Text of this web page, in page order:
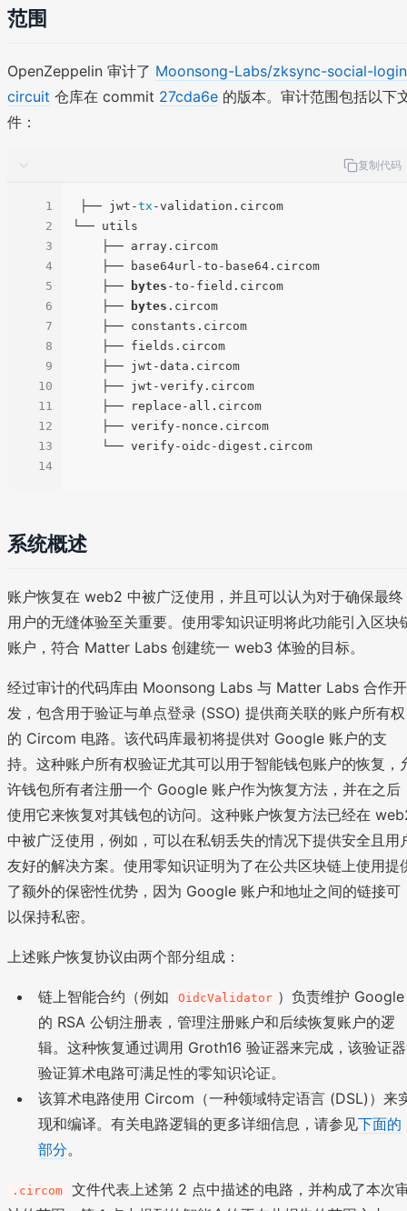
范围
OpenZeppelin 审计了 Moonsong-Labs/zksync-social-
circuit 仓库在 commit 27cda6e 的版本。审计范围包括以下
件：
复制代码
1
2
3
4
5
6
7
8
9
10
11
12
13
14
├── jwt-tx -validation.circom
└── utils
    ├──
bytes -to-field.circom
    ├──
bytes .circom
系统概述
账户恢复在 web2 中被广泛使用，并且可以认为对于确保最终
用户的无缝体验至关重要。使用零知识证明将此功能引入区块
账户，符合 Matter Labs 创建统一 web3 体验的目标。
经过审计的代码库由 Moonsong Labs 与 Matter Labs 合作开
发，包含用于验证与单点登录 (SSO) 提供商关联的账户所有权
的 Circom 电路。该代码库最初将提供对 Google 账户的支
持。这种账户所有权验证尤其可以用于智能钱包账户的恢复，
许钱包所有者注册一个 Google 账户作为恢复方法，并在之后
使用它来恢复对其钱包的访问。这种账户恢复方法已经在
中被广泛使用，例如，可以在私钥丢失的情况下提供安全且用
友好的解决方案。使用零知识证明为了在公共区块链上使用提
了额外的保密性优势，因为 Google 账户和地址之间的链接可
以保持私密。
上述账户恢复协议由两个部分组成：
链上智能合约（例如 OidcValidator ）负责维护 Google
的 RSA 公钥注册表，管理注册账户和后续恢复账户的逻
辑。这种恢复通过调用 Groth16 验证器来完成，该验证器
验证算术电路可满足性的零知识论证。
该算术电路使用 Circom（一种领域特定语言 (DSL)）来
现和编译。有关电路逻辑的更多详细信息，请参见下面的
部分。
.circom
文件代表上述第 2 点中描述的电路，并构成了本次